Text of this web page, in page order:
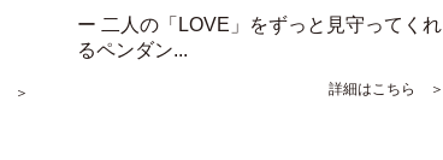
＞
ー 二人の「LOVE」をずっと見守ってくれ
るペンダン...
詳細はこちら ＞